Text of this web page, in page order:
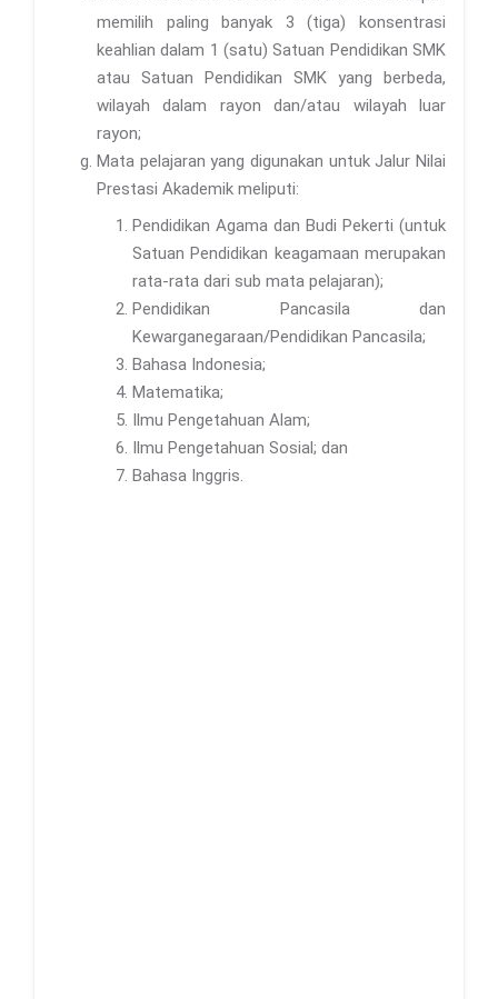
memilih paling banyak 3 (tiga) konsentrasi
keahlian dalam 1 (satu) Satuan Pendidikan SMK
atau Satuan Pendidikan SMK yang berbeda,
wilayah dalam rayon dan/atau wilayah luar
rayon;
Mata pelajaran yang digunakan untuk Jalur Nilai
Prestasi Akademik meliputi:
Pendidikan Agama dan Budi Pekerti (untuk
Satuan Pendidikan keagamaan merupakan
rata-rata dari sub mata pelajaran);
Pendidikan Pancasila dan
Kewarganegaraan/Pendidikan Pancasila;
Bahasa Indonesia;
Matematika;
Ilmu Pengetahuan Alam;
Ilmu Pengetahuan Sosial; dan
Bahasa Inggris.